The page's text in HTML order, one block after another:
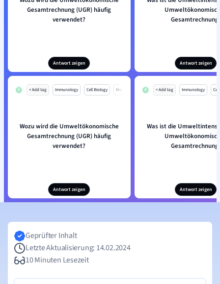
Gesamtrechnung (UGR) häufig
verwendet?
Antwort zeigen Antwort zeigen
+ Add tag Immunology Cell Biology Mo
Wozu wird die Umweltökonomische
Gesamtrechnung (UGR) häufig
verwendet?
Antwort zeigen
+ Add tag Immunology
Was ist die
Antwort zeigen
Geprüfter Inhalt
Letzte Aktualisierung: 14.02.2024
10 Minuten Lesezeit